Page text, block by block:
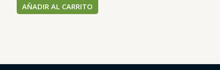
AÑADIR AL CARRITO